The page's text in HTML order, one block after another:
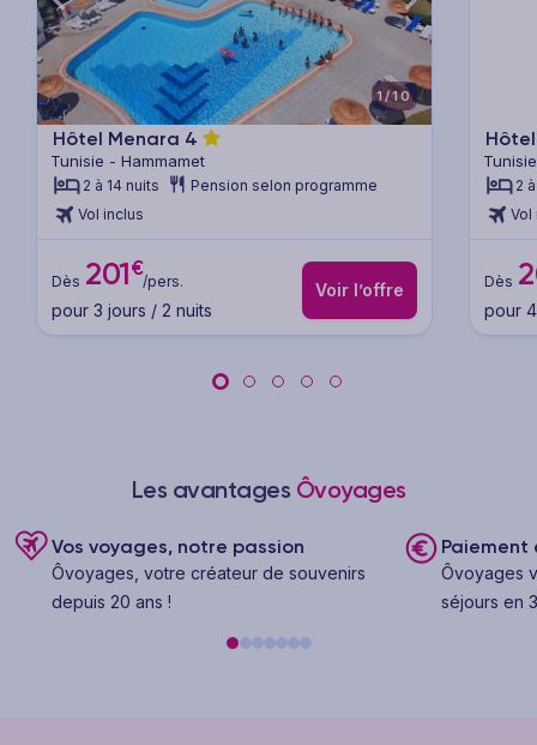
Previous Next
1/10
Hôtel Menara 4
Tunisie - Hammamet
2 à 14 nuits
Pension selon programme
Vol inclus
Dès 201€
/pers.
pour 3 jours / 2 nuits
Voir l’offre
2
Vol
Dès
pour
Les avantages Ôvoyages
Vos voyages, notre passion
Ôvoyages, votre créateur de souvenirs
depuis 20 ans !
Paiement
Ôvoyages
séjours en